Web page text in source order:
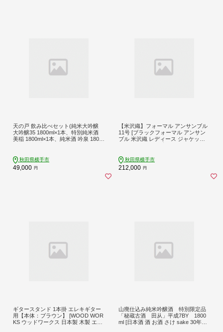
天の戸 飲み比べセット(純米大吟醸
大吟醸35 1800ml×1本、特別純米酒
美稲 1800ml×1本、純米酒 吟泉 1800
品]秋田県横手市
49,000 円
【米沢織】フォーマル アンサンブル
11号 [ブラックフォーマル アンサン
ブル 米沢織 レディース ジャケット
秋田県横手市
212,000 円
ギタースタンド 1本掛 エレキギター
用【本体：ブラウン】 [WOOD WOR
KS ウッドワークス 日本製 木製 エレ
山廃仕込み純米吟醸酒 特別限定品
「秘蔵古酒 田从」平成7BY 1800
ml [日本酒 酒 お酒 さけ sake 30年貯